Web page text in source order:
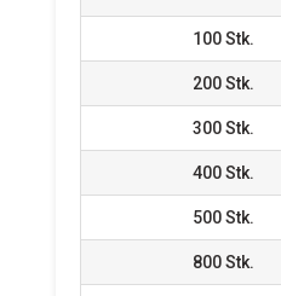
100Stk.
200Stk.
300Stk.
400Stk.
500Stk.
800Stk.